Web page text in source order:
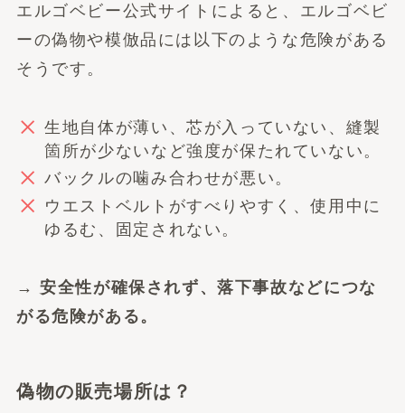
エルゴベビー公式サイトによると、エルゴベビ
ーの偽物や模倣品には以下のような危険がある
そうです。
生地自体が薄い、芯が入っていない、縫製
箇所が少ないなど強度が保たれていない。
バックルの噛み合わせが悪い。
ウエストベルトがすべりやすく、使用中に
ゆるむ、固定されない。
→ 安全性が確保されず、落下事故などにつな
がる危険がある。
偽物の販売場所は？